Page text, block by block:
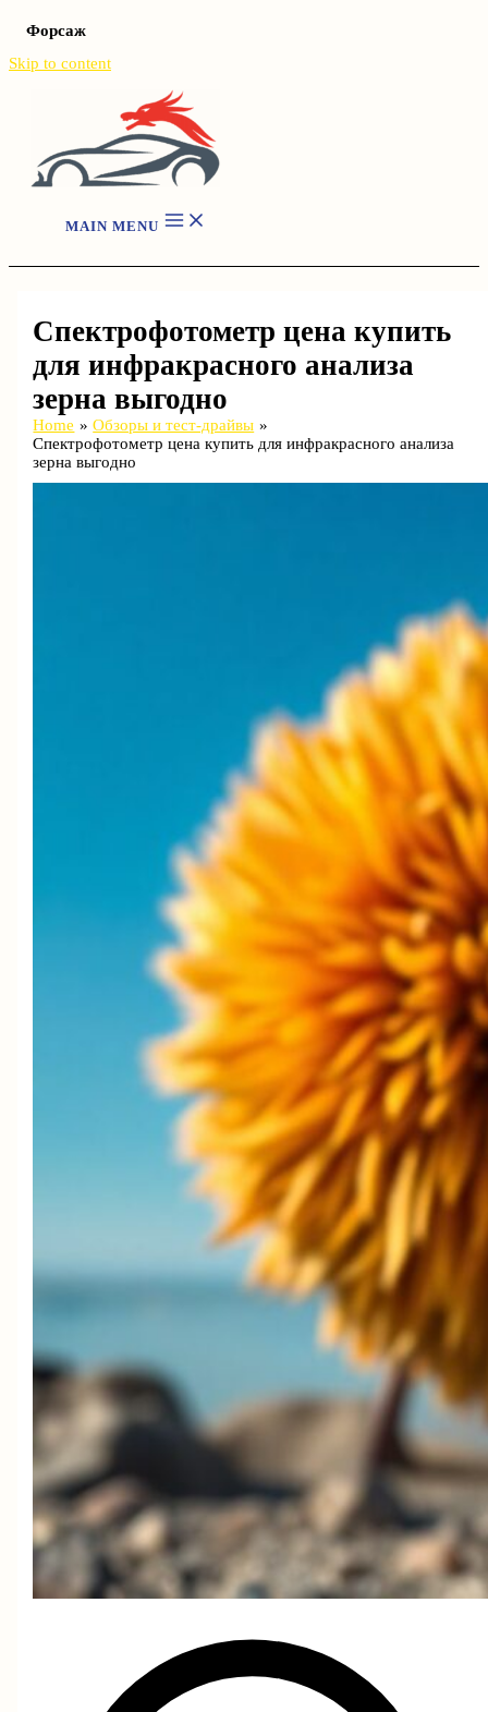
Форсаж
Skip to content
MAIN MENU
Спектрофотометр цена купить
для инфракрасного анализа
зерна выгодно
Home
Обзоры и тест-драйвы
Спектрофотометр цена купить для инфракрасного анализа
зерна выгодно